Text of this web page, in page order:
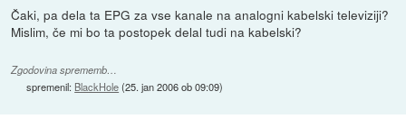
Čaki, pa dela ta EPG za vse kanale na analogni kabelski televiziji?
Mislim, če mi bo ta postopek delal tudi na kabelski?
Zgodovina sprememb…
spremenil: BlackHole(25. jan 2006 ob 09:09)